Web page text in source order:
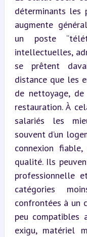
déterminants les
augmente
un poste
intellectuelles,
se prêtent
distance que les
de nettoyage,
restauration. À
salariés les
souvent d’un
connexion
qualité. Ils
professionnelle
catégories
confrontées à un
peu
exigu, matériel